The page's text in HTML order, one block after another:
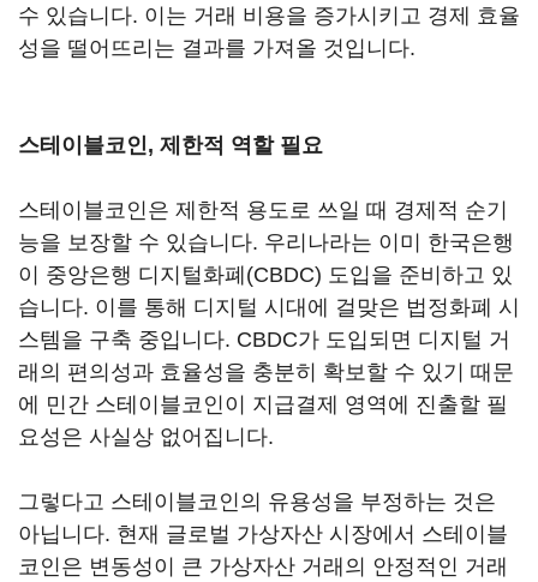
수 있습니다. 이는 거래 비용을 증가시키고 경제 효율
성을 떨어뜨리는 결과를 가져올 것입니다.
스테이블코인, 제한적 역할 필요
스테이블코인은 제한적 용도로 쓰일 때 경제적 순기
능을 보장할 수 있습니다. 우리나라는 이미 한국은행
이 중앙은행 디지털화폐(CBDC) 도입을 준비하고 있
습니다. 이를 통해 디지털 시대에 걸맞은 법정화폐 시
스템을 구축 중입니다. CBDC가 도입되면 디지털 거
래의 편의성과 효율성을 충분히 확보할 수 있기 때문
에 민간 스테이블코인이 지급결제 영역에 진출할 필
요성은 사실상 없어집니다.
그렇다고 스테이블코인의 유용성을 부정하는 것은
아닙니다. 현재 글로벌 가상자산 시장에서 스테이블
코인은 변동성이 큰 가상자산 거래의 안정적인 거래